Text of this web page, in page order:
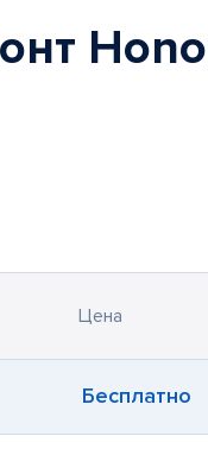
Цена
Бесплатно